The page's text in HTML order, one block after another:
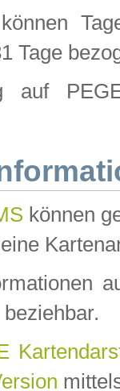
können
Tage
auf
können
beziehbar.